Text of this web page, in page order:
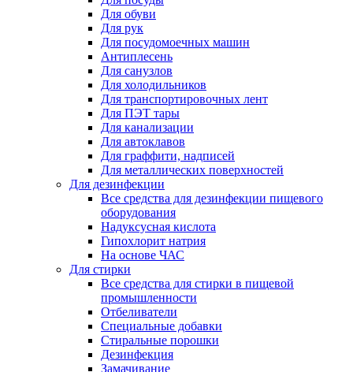
Для обуви
Для рук
Для посудомоечных машин
Антиплесень
Для санузлов
Для холодильников
Для транспортировочных лент
Для ПЭТ тары
Для канализации
Для автоклавов
Для граффити, надписей
Для металлических поверхностей
Для дезинфекции
Все средства для дезинфекции пищевого
оборудования
Надуксусная кислота
Гипохлорит натрия
На основе ЧАС
Для стирки
Все средства для стирки в пищевой
промышленности
Отбеливатели
Специальные добавки
Стиральные порошки
Дезинфекция
Замачивание